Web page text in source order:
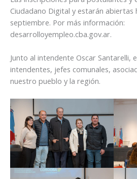
Ciudadano Digital y estarán abiertas
septiembre. Por más información:
desarrolloyempleo.cba.gov.ar.
Junto al intendente Oscar Santarelli,
intendentes, jefes comunales,
nuestro pueblo y la región.